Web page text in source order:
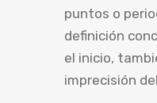
puntos o
definición
el inicio,
imprecisión